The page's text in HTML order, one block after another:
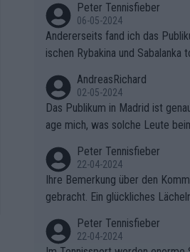
Peter Tennisfieber
06-05-2024
Andererseits fand ich das
ischen Rybakina und Sabalanka
AndreasRichard
02-05-2024
Das Publikum in Madrid ist
age mich, was solche Leute
ben.
Peter Tennisfieber
22-04-2024
Ihre Bemerkung über den
gebracht. Ein glückliches
Peter Tennisfieber
22-04-2024